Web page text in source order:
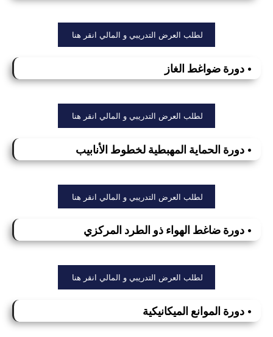
لطلب العرض التدريبي و المالي انقر هنا
• دورة ضواغط الغاز
لطلب العرض التدريبي و المالي انقر هنا
• دورة الحماية المهبطية لخطوط الأنابيب
لطلب العرض التدريبي و المالي انقر هنا
• دورة ضاغط الهواء ذو الطرد المركزي
لطلب العرض التدريبي و المالي انقر هنا
• دورة الموانع الميكانيكية